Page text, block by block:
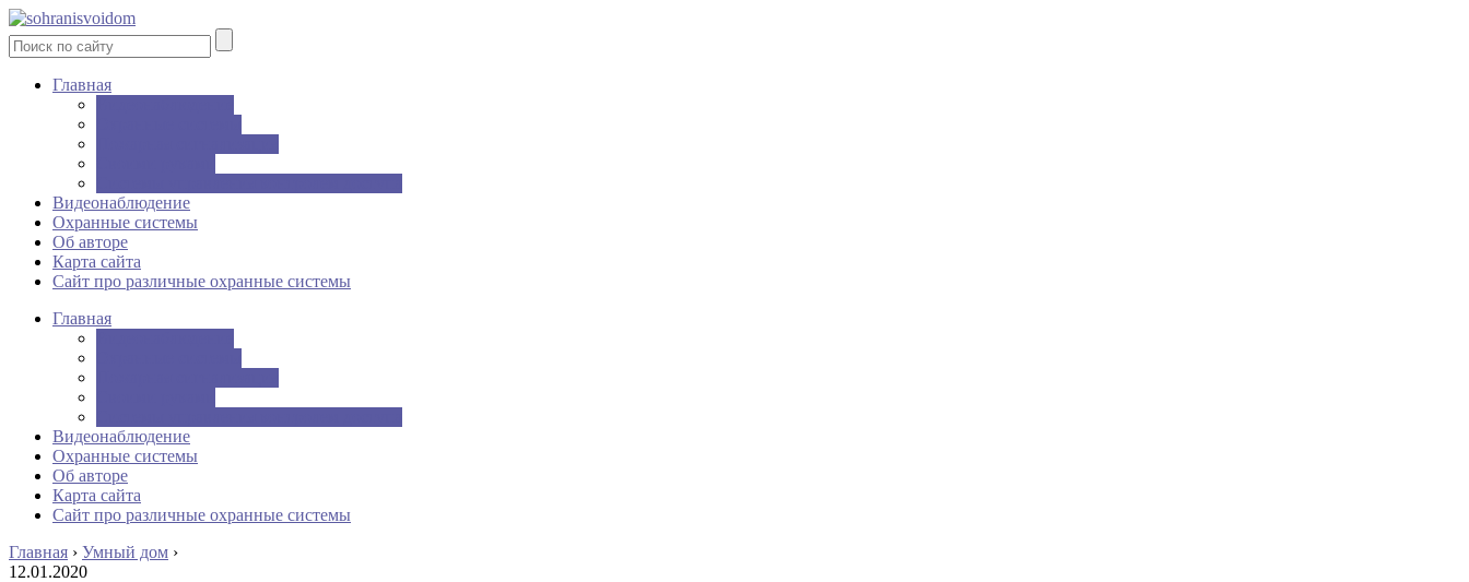
Главная
Видеонаблюдение
Охранные системы
Об авторе
Карта сайта
Сайт про различные охранные системы
Главная
Видеонаблюдение
Охранные системы
Об авторе
Карта сайта
Сайт про различные охранные системы
Главная › Умный дом ›
12.01.2020